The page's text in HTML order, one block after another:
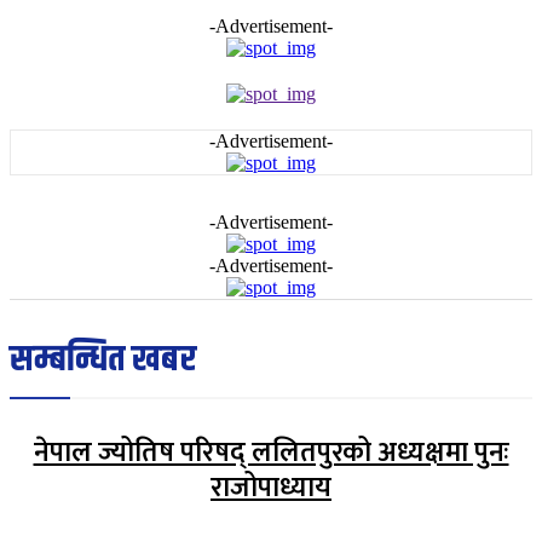
-Advertisement-
-Advertisement-
-Advertisement-
-Advertisement-
सम्बन्धित खबर
नेपाल ज्योतिष परिषद् ललितपुरको अध्यक्षमा पुनः
राजोपाध्याय